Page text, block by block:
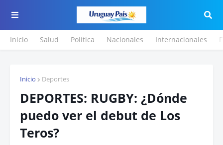
Inicio Salud Política Nacionales Internacionales
Inicio Deportes
DEPORTES: RUGBY: ¿Dónde
puedo ver el debut de Los
Teros?